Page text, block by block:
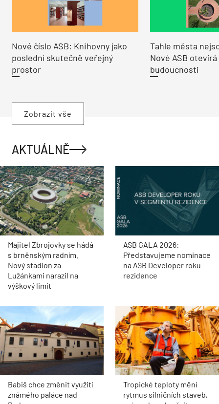
Nové číslo ASB: Knihovny jako
poslední skutečně veřejný
prostor
Tahle města
Nové ASB
budoucnosti
Zobrazit vše
AKTUÁLNĚ
Majitel Zbrojovky se hádá
s brněnským radním.
Nový stadion za
Lužánkami narazil na
výškový limit
ASB GALA 2026:
Představujeme nominace
na ASB Developer roku –
rezidence
Babiš chce změnit využití
známého paláce nad
Tropické teploty mění
rytmus silničních staveb,